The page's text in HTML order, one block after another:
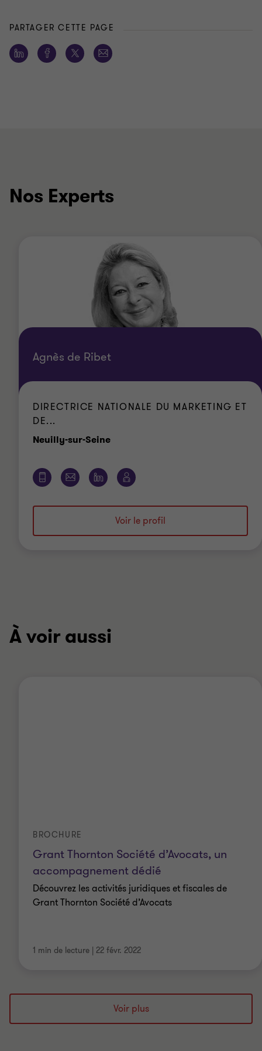
PARTAGER CETTE PAGE
Nos Experts
Agnès de Ribet
DIRECTRICE NATIONALE DU MARKETING ET
DE...
Neuilly-sur-SeineBureau
Voir le profil
À voir aussi
Grant Thornton Société d’Avocats, un
accompagnement dédié
BROCHURE
Découvrez les activités juridiques et fiscales de
Grant Thornton Société d’Avocats
1 min de lecture | 22 févr. 2022
Voir plus